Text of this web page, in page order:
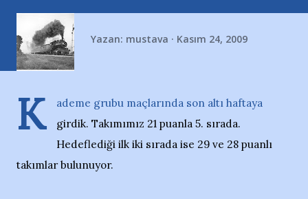
Yazan: mustava Kasım 24, 2009
K
ademe grubu maçlarında son altı haftaya
girdik. Takımımız 21 puanla 5. sırada.
Hedeflediği ilk iki sırada ise 29 ve 28 puanlı
takımlar bulunuyor.